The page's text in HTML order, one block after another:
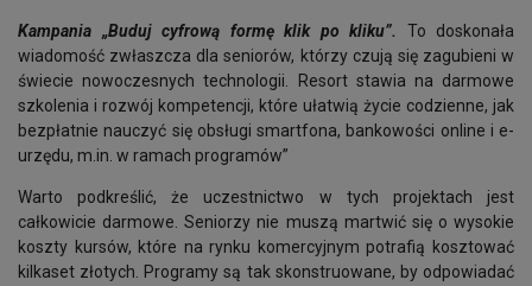
Kampania „Buduj cyfrową formę klik po kliku”.
To doskonała
wiadomość zwłaszcza dla seniorów, którzy czują się zagubieni w
świecie nowoczesnych technologii. Resort stawia na darmowe
szkolenia i rozwój kompetencji, które ułatwią życie codzienne, jak
bezpłatnie nauczyć się obsługi smartfona, bankowości online i e-
urzędu, m.in. w ramach programów”
Warto podkreślić, że uczestnictwo w tych projektach jest
całkowicie darmowe. Seniorzy nie muszą martwić się o wysokie
koszty kursów, które na rynku komercyjnym potrafią kosztować
kilkaset złotych. Programy są tak skonstruowane, by odpowiadać